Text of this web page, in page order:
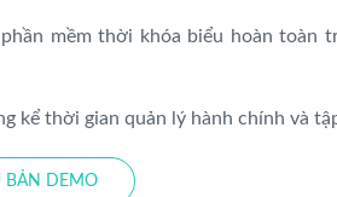
mềm thời khóa biểu hoàn
kể thời gian quản lý hành chính và
BẢN DEMO